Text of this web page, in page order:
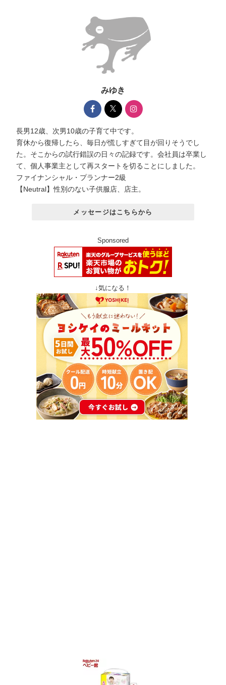
みゆき
長男12歳、次男10歳の子育て中です。
育休から復帰したら、毎日が慌しすぎて目が回りそうでし
た。そこからの試行錯誤の日々の記録です。会社員は卒業し
て、個人事業主として再スタートを切ることにしました。
ファイナンシャル・プランナー2級
【Neutral】性別のない子供服店、店主。
メッセージはこちらから
Sponsored
↓気になる！